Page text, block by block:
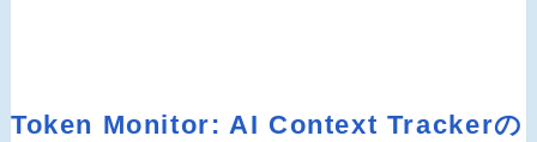
Token Monitor: AI Context Trackerの